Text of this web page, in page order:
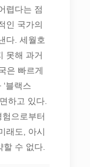
렵다는 점
인 국가의
다. 세월호
못해 과거
은 빠르게
블랙스
하고 있다.
으로부터
래도, 아시
수 없다.